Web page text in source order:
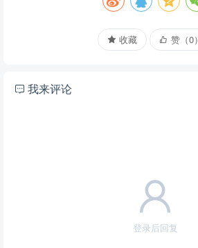
收藏 赞（0）
我来评论
登录后回复